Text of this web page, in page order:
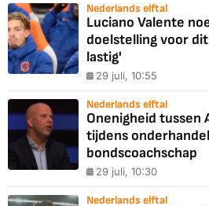
Nederlands elftal
Luciano Valente
doelstelling voor
lastig'
29 juli, 10:55
Nederlands elftal
Onenigheid tussen
tijdens
bondscoachschap
29 juli, 10:30
Nederlands elftal